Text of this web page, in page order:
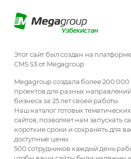
Megagroup создала более 200 000
проектов для разных направлений
бизнеса за 25 лет своей работы.
Наш каталог готовых тематических
сайтов, позволяет нам запускать
короткие сроки и сохранять для
доступные цены.
500 сотрудников каждый день
Этот сайт был создан на
CMS S3 от Megagroup